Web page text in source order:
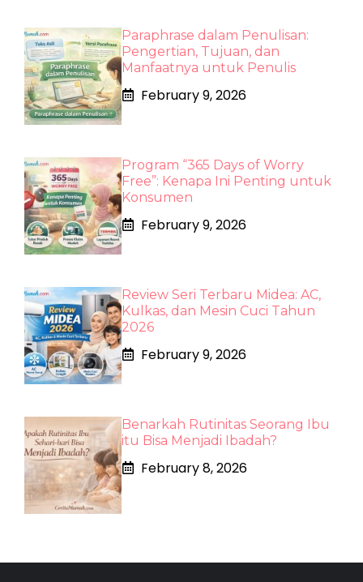
Paraphrase dalam Penulisan:
Pengertian, Tujuan, dan
Manfaatnya untuk Penulis
February 9, 2026
Program “365 Days of Worry
Free”: Kenapa Ini Penting untuk
Konsumen
February 9, 2026
Review Seri Terbaru Midea: AC,
Kulkas, dan Mesin Cuci Tahun
2026
February 9, 2026
Benarkah Rutinitas Seorang Ibu
itu Bisa Menjadi Ibadah?
February 8, 2026